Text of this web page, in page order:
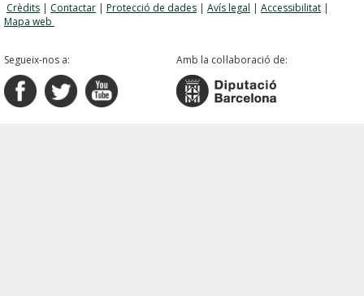
Crèdits | Contactar | Protecció de dades | Avís legal | Accessibilitat |
Mapa web
Segueix-nos a: Amb la col·laboració de: